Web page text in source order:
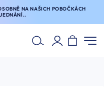
NA NAŠICH POBOČKÁCH